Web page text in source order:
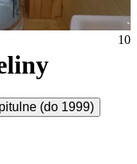
(do 1999)
10